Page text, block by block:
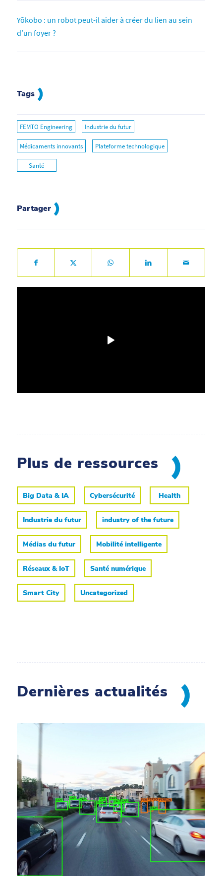
Yōkobo : un robot peut-il aider à créer du lien au sein
d’un foyer ?
Tags
FEMTO Engineering Industrie du futur
Médicaments innovants Plateforme technologique
Santé
Partager
Plus de ressources
Big Data & IA Cybersécurité Health
Industrie du futur industry of the future
Médias du futur Mobilité intelligente
Réseaux & IoT Santé numérique
Smart City Uncategorized
Dernières actualités